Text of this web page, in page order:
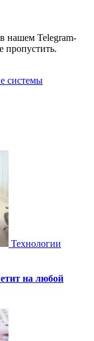
нашем Telegram-
пропустить.
системы
Технологии
на любой